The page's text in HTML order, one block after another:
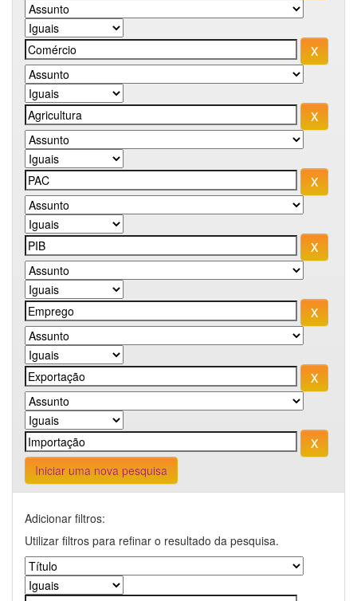
Iniciar uma nova pesquisa
Adicionar filtros:
Utilizar filtros para refinar o resultado da pesquisa.